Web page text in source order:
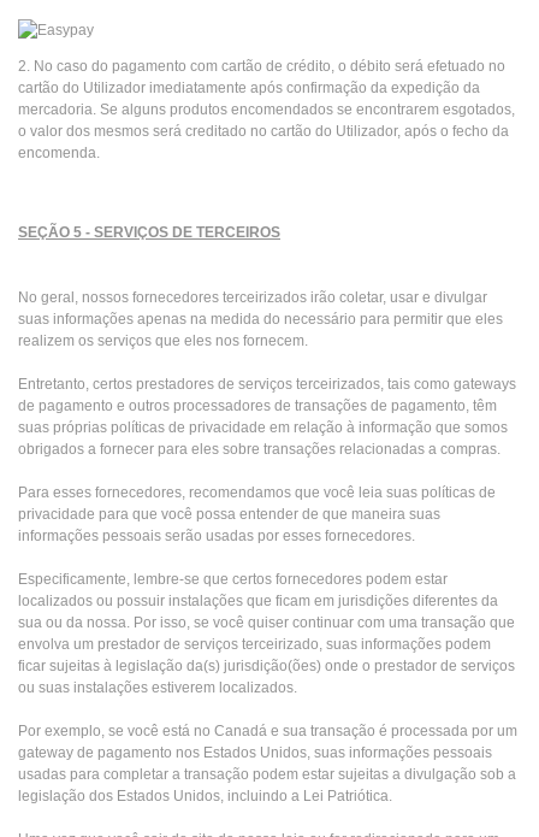
2. No caso do pagamento com cartão de crédito, o débito será efetuado no
cartão do Utilizador imediatamente após confirmação da expedição da
mercadoria. Se alguns produtos encomendados se encontrarem esgotados,
o valor dos mesmos será creditado no cartão do Utilizador, após o fecho da
encomenda.
SEÇÃO 5 - SERVIÇOS DE TERCEIROS
No geral, nossos fornecedores terceirizados irão coletar, usar e divulgar
suas informações apenas na medida do necessário para permitir que eles
realizem os serviços que eles nos fornecem.
Entretanto, certos prestadores de serviços terceirizados, tais como gateways
de pagamento e outros processadores de transações de pagamento, têm
suas próprias políticas de privacidade em relação à informação que somos
obrigados a fornecer para eles sobre transações relacionadas a compras.
Para esses fornecedores, recomendamos que você leia suas políticas de
privacidade para que você possa entender de que maneira suas
informações pessoais serão usadas por esses fornecedores.
Especificamente, lembre-se que certos fornecedores podem estar
localizados ou possuir instalações que ficam em jurisdições diferentes da
sua ou da nossa. Por isso, se você quiser continuar com uma transação que
envolva um prestador de serviços terceirizado, suas informações podem
ficar sujeitas à legislação da(s) jurisdição(ões) onde o prestador de serviços
ou suas instalações estiverem localizados.
Por exemplo, se você está no Canadá e sua transação é processada por um
gateway de pagamento nos Estados Unidos, suas informações pessoais
usadas para completar a transação podem estar sujeitas a divulgação sob a
legislação dos Estados Unidos, incluindo a Lei Patriótica.